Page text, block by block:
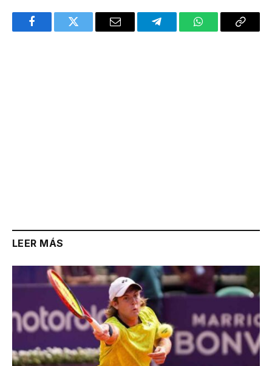
FacebookTwitter Email TelegramWhatsAppCopy
LEER MÁS